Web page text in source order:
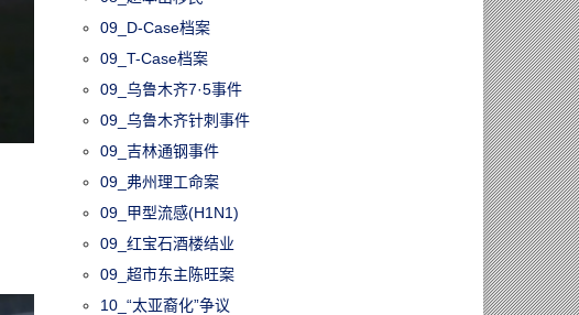
09_D-Case档案
09_T-Case档案
09_乌鲁木齐7·5事件
09_乌鲁木齐针刺事件
09_吉林通钢事件
09_弗州理工命案
09_甲型流感(H1N1)
09_红宝石酒楼结业
09_超市东主陈旺案
10_“太亚裔化”争议